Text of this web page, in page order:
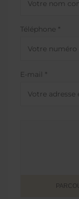
Téléphone *
E-mail *